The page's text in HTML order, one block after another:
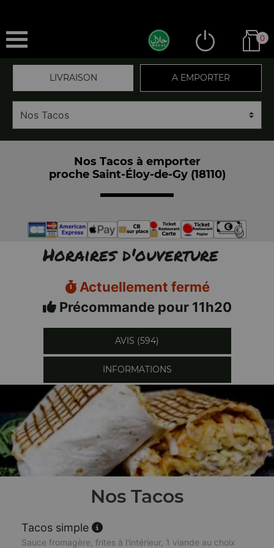
0
LIVRAISON A EMPORTER
Nos Tacos à emporter
proche Saint-Éloy-de-Gy (18110)
Horaires d'ouverture
Actuellement fermé
Précommande pour 11h20
AVIS (594)
INFORMATIONS
Nos Tacos
Tacos simple
Sauce fromagère, frites à l'intérieur, 1 viande au choix